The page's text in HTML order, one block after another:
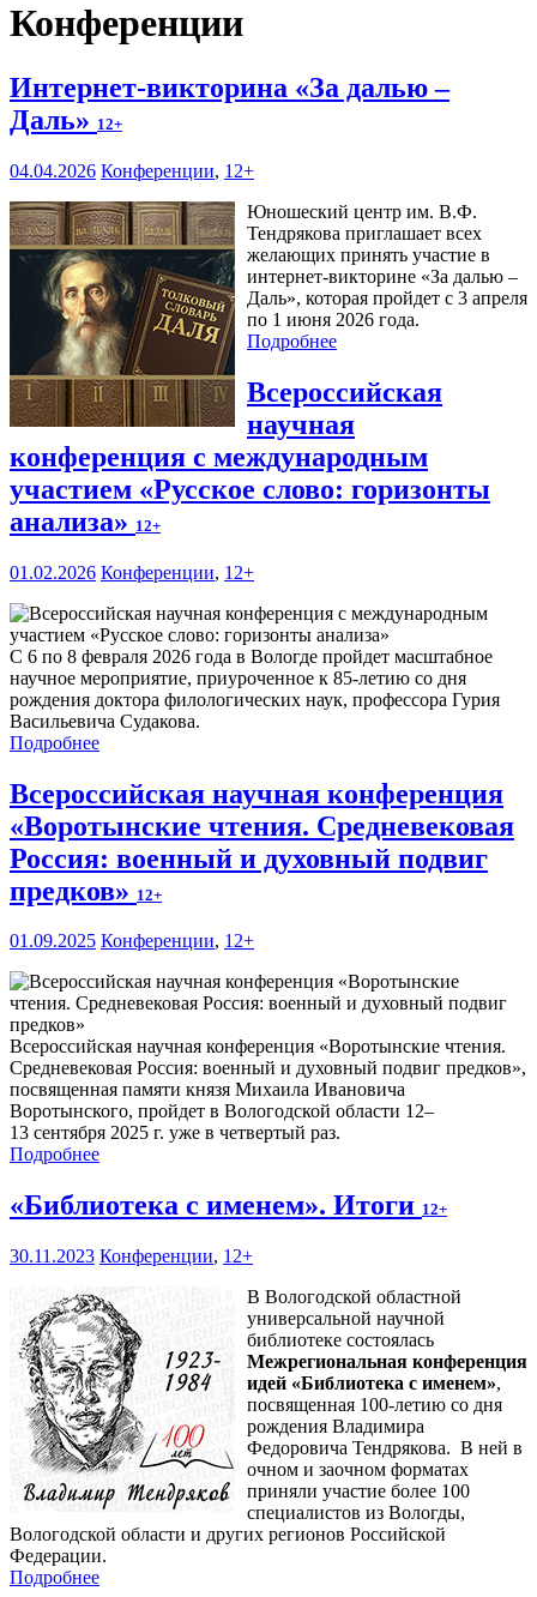
Конференции
Интернет-викторина «За далью –
Даль» 12+
04.04.2026 Конференции, 12+
Юношеский центр им. В.Ф.
Тендрякова приглашает всех
желающих принять участие в
интернет-викторине «За далью –
Даль», которая пройдет с 3 апреля
по 1 июня 2026 года.
Подробнее
Всероссийская
научная
конференция с международным
участием «Русское слово: горизонты
анализа» 12+
01.02.2026 Конференции, 12+
С 6 по 8 февраля 2026 года в Вологде пройдет масштабное
научное мероприятие, приуроченное к 85-летию со дня
рождения доктора филологических наук, профессора Гурия
Васильевича Судакова.
Подробнее
Всероссийская научная конференция
«Воротынские чтения. Средневековая
Россия: военный и духовный подвиг
предков» 12+
01.09.2025 Конференции, 12+
Всероссийская научная конференция «Воротынские чтения.
Средневековая Россия: военный и духовный подвиг предков»,
посвященная памяти князя Михаила Ивановича
Воротынского, пройдет в Вологодской области 12–
13 сентября 2025 г. уже в четвертый раз.
Подробнее
«Библиотека с именем». Итоги 12+
30.11.2023 Конференции, 12+
В Вологодской областной
универсальной научной
библиотеке состоялась
Межрегиональная конференция
идей «Библиотека с именем»,
посвященная 100-летию со дня
рождения Владимира
Федоровича Тендрякова. В ней в
очном и заочном форматах
приняли участие более 100
специалистов из Вологды,
Вологодской области и других регионов Российской
Федерации.
Подробнее